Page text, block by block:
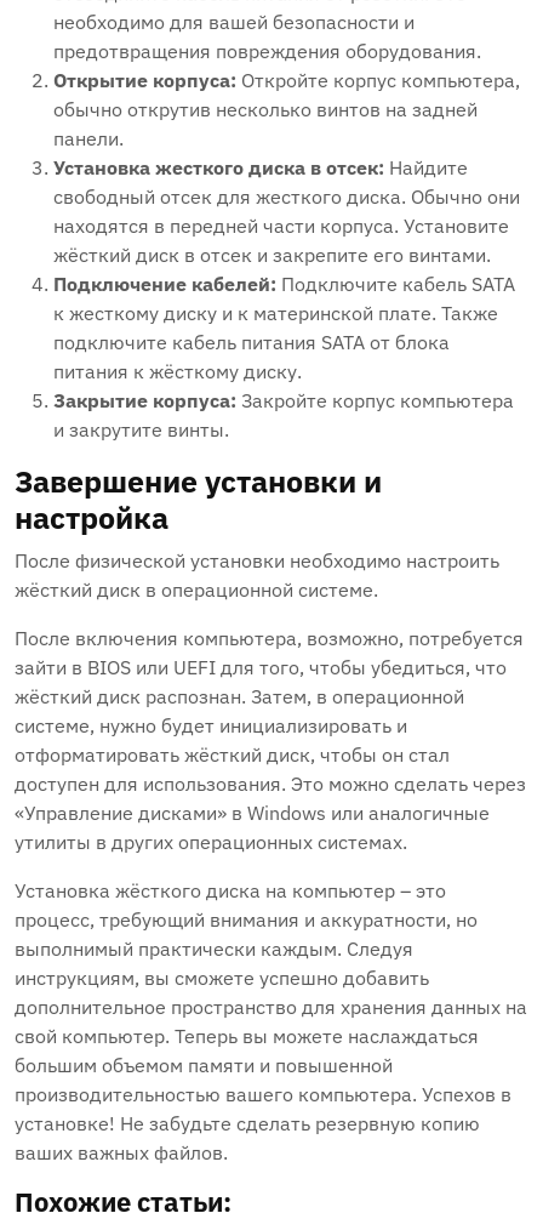
необходимо для вашей безопасности и
предотвращения повреждения оборудования.
Открытие корпуса: Откройте корпус компьютера‚
обычно открутив несколько винтов на задней
панели.
Установка жесткого диска в отсек: Найдите
свободный отсек для жесткого диска. Обычно они
находятся в передней части корпуса. Установите
жёсткий диск в отсек и закрепите его винтами.
Подключение кабелей: Подключите кабель SATA
к жесткому диску и к материнской плате. Также
подключите кабель питания SATA от блока
питания к жёсткому диску.
Закрытие корпуса: Закройте корпус компьютера
и закрутите винты.
Завершение установки и
настройка
После физической установки необходимо настроить
жёсткий диск в операционной системе.
После включения компьютера‚ возможно‚ потребуется
зайти в BIOS или UEFI для того‚ чтобы убедиться‚ что
жёсткий диск распознан. Затем‚ в операционной
системе‚ нужно будет инициализировать и
отформатировать жёсткий диск‚ чтобы он стал
доступен для использования. Это можно сделать через
«Управление дисками» в Windows или аналогичные
утилиты в других операционных системах.
Установка жёсткого диска на компьютер – это
процесс‚ требующий внимания и аккуратности‚ но
выполнимый практически каждым. Следуя
инструкциям‚ вы сможете успешно добавить
дополнительное пространство для хранения данных на
свой компьютер. Теперь вы можете наслаждаться
большим объемом памяти и повышенной
производительностью вашего компьютера. Успехов в
установке! Не забудьте сделать резервную копию
ваших важных файлов.
Похожие статьи: